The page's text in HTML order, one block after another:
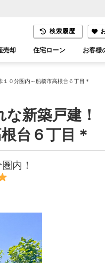
検索履歴
ア
売却 住宅ローン お客様
０分圏内～船橋市高根台６丁目＊
新築戸建！
台６丁目＊
内！